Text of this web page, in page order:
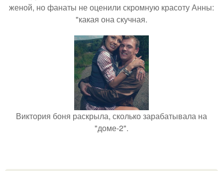
женой, но фанаты не оценили скромную красоту Анны:
"какая она скучная.
Виктория боня раскрыла, сколько зарабатывала на
"доме-2".